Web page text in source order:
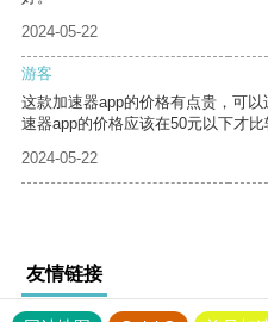
2024-05-22
游客
这款加速器app的价格有点贵，可
速器app的价格应该在50元以下才比
2024-05-22
友情链接